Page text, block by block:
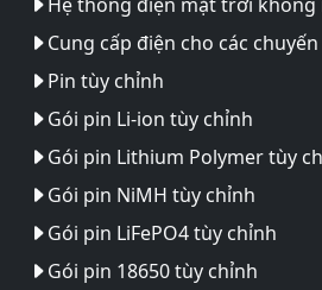
Cung cấp điện cho các
Pin tùy chỉnh
Gói pin Li-ion tùy chỉnh
Gói pin Lithium Polymer tùy
Gói pin NiMH tùy chỉnh
Gói pin LiFePO4 tùy chỉnh
Gói pin 18650 tùy chỉnh